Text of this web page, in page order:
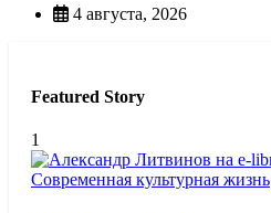
4 августа, 2026
Featured Story
1
Современная культурная жизнь